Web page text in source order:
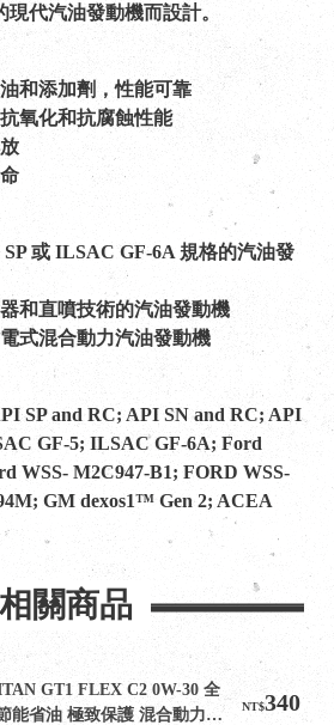
代汽油發動機而設計。
和添加劑，性能可靠
氧化和抗腐蝕性能
或 ILSAC GF-6A 規格的汽油發
和直噴技術的汽油發動機
式混合動力汽油發動機
SP and RC; API SN and RC; API
GF-5; ILSAC GF-6A; Ford
WSS- M2C947-B1; FORD WSS-
GM dexos1™ Gen 2; ACEA
相關商品
NT$340
GT1 FLEX C2 0W-30 全
能省油 極致保護 混合動力車